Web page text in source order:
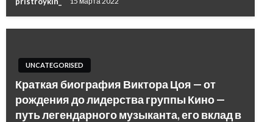
UNCATEGORISED
Краткая биография Виктора Цоя — от
рождения до лидерства группы Кино —
путь легендарного музыканта, его вклад в